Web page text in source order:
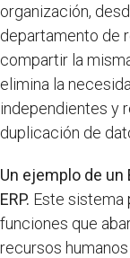
organización,
departamento de
compartir la
elimina la
independientes y
duplicación de
Un ejemplo de un
ERP. Este sistema
funciones que
recursos